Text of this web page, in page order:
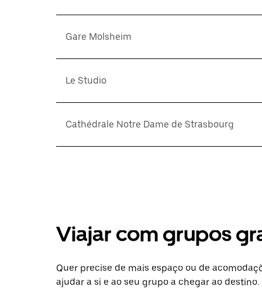
Gare Molsheim
Le Studio
Cathédrale Notre Dame de Strasbourg
Viajar com grupos
Quer precise de mais espaço ou de
ajudar a si e ao seu grupo a chegar ao destino.